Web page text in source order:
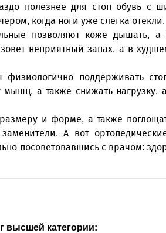
полезнее для стоп обувь с
когда ноги уже слегка отекли.
позволяют коже дышать, а
неприятный запах, а в
поддерживать
а также снижать нагрузку,
и форме, а также
А вот
посоветовавшись с врачом:
высшей категории:
главный
редактор
на